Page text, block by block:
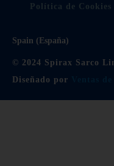
Política de Cookies
Spain (España)
© 2024 Spirax Sarco
Diseñado por